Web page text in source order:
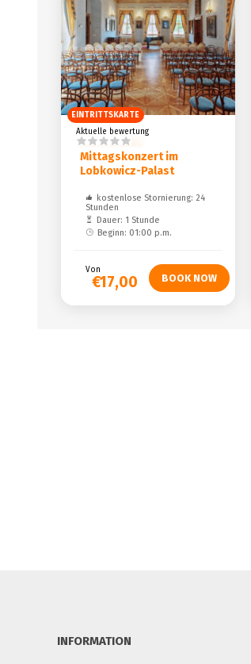
EINTRITTSKARTE
Klassisches
Mittagskonzert im
Lobkowicz-Palast
kostenlose Stornierung: 24
Stunden
Dauer: 1 Stunde
Beginn: 01:00 p.m.
Aktuelle bewertung
Von
€17,00
INFORMATION